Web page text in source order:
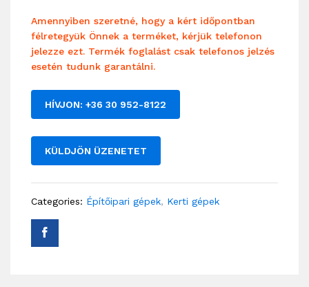
Amennyiben szeretné, hogy a kért időpontban
félretegyük Önnek a terméket, kérjük telefonon
jelezze ezt. Termék foglalást csak telefonos jelzés
esetén tudunk garantálni.
HÍVJON: +36 30 952-8122
KÜLDJÖN ÜZENETET
Categories: Építőipari gépek, Kerti gépek